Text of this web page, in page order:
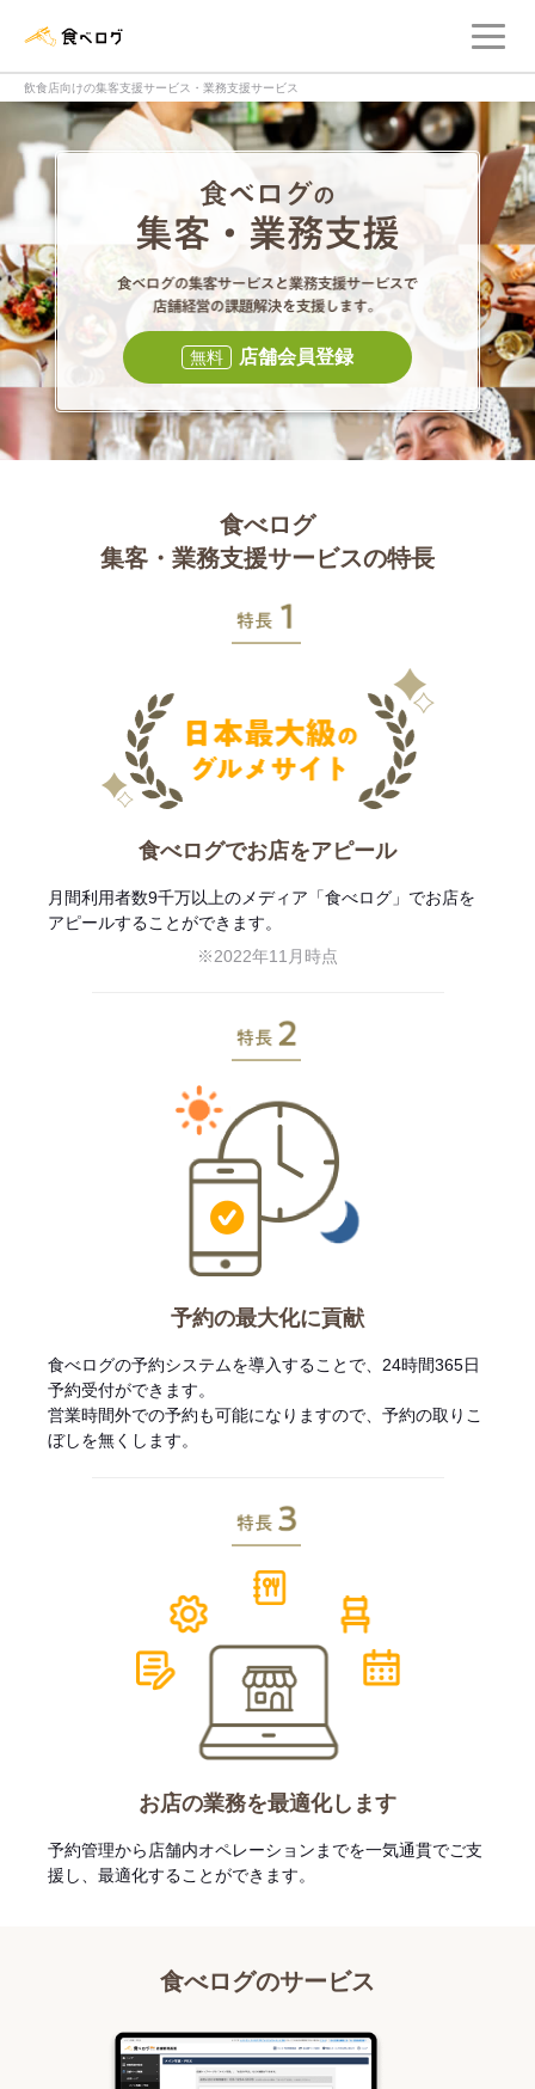
飲食店向けの集客支援サービス・業務支援サービス
食べログの集客
食べログの集
無料 店舗会員登録
食べログ
集客・業務支援サービスの特長
食べログでお店をアピール
月間利用者数9千万以上のメディア「食べログ」でお店を
アピールすることができます。
※2022年11月時点
予約の最大化に貢献
食べログの予約システムを導入することで、24時間365日
予約受付ができます。
営業時間外での予約も可能になりますので、予約の取りこ
ぼしを無くします。
お店の業務を最適化します
予約管理から店舗内オペレーションまでを一気通貫でご支
援し、最適化することができます。
食べログのサービス